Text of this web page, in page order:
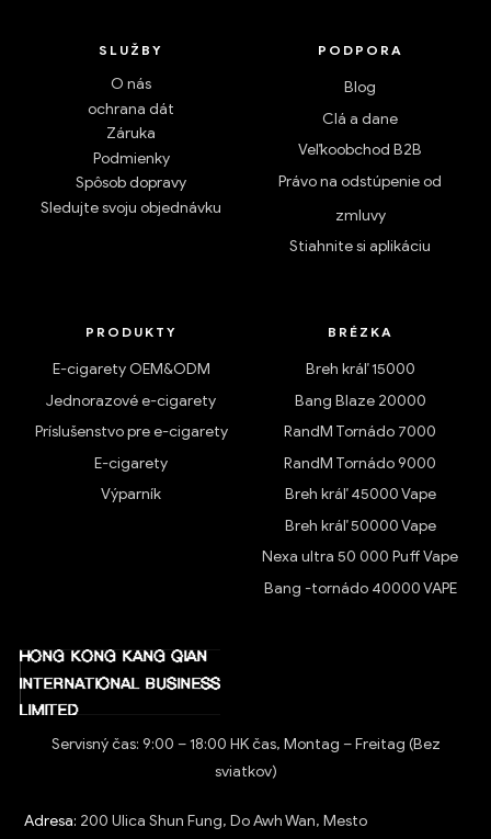
SLUŽBY
O nás
ochrana dát
Záruka
Podmienky
Spôsob dopravy
Sledujte svoju objednávku
PODPORA
Blog
Clá a dane
Veľkoobchod B2B
Právo na odstúpenie od
zmluvy
Stiahnite si aplikáciu
PRODUKTY
E-cigarety OEM&ODM
Jednorazové e-cigarety
Príslušenstvo pre e-cigarety
E-cigarety
Výparník
BRÉZKA
Breh kráľ 15000
Bang Blaze 20000
RandM Tornádo 7000
RandM Tornádo 9000
Breh kráľ 45000 Vape
Breh kráľ 50000 Vape
Nexa ultra 50 000 Puff Vape
Bang -tornádo 40000 VAPE
Servisný čas: 9:00 – 18:00 HK čas, Montag – Freitag (Bez
sviatkov)
Adresa: 200 Ulica Shun Fung, Do Awh Wan, Mesto